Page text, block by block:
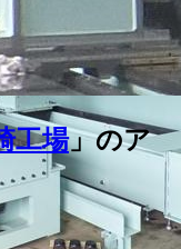
工場」のア